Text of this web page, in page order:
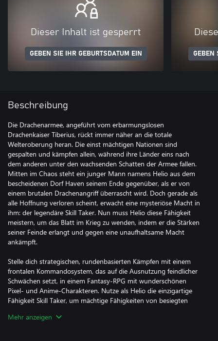
Dieser Inhalt ist gesperrt
GEBEN SIE IHR GEBURTSDATUM EIN GEBEN
Beschreibung
Die Drachenarmee, angeführt vom erbarmungslosen
Drachenkaiser Tiberius, rückt immer näher an die totale
Welteroberung heran. Die einst mächtigen Nationen sind
gespalten und kämpfen allein, während ihre Länder eins nach
dem anderen unter den wachsenden Schatten der Armee fallen.
Mitten im Chaos steht ein junger Mann namens Helio aus dem
bescheidenen Dorf Haven seinem Ende gegenüber, als er von
einem brutalen Drachenangriff überrascht wird. Doch gerade als
alle Hoffnung verloren scheint, erwacht eine mysteriöse Macht in
ihm: der legendäre Skill Taker. Nun muss Helio diese Fähigkeit
meistern, um das Blatt im Krieg zu wenden, indem er die Stärken
seiner Feinde erlangt und gegen eine unaufhaltsame Macht
ankämpft.
Stelle dich strategischen, rundenbasierten Kämpfen mit einem
frontalen Kommandosystem, das auf die Ausnutzung feindlicher
Schwächen setzt, in einem Fantasy-RPG mit wunderschönen
Pixel- und Anime-Charakteren. Nutze als Helio die einzigartige
Fähigkeit Skill Taker, um mächtige Fähigkeiten von besiegten
nach Belieben. Beherrsche die Kunst, feindliche Züge
Mehr anzeigen